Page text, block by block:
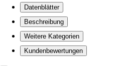
Datenblätter
Beschreibung
Weitere Kategorien
Kundenbewertungen